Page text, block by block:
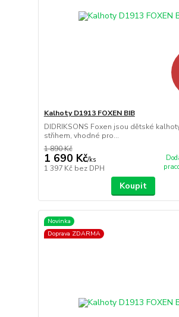
Kalhoty D1913 FOXEN BIB
DIDRIKSONS Foxen jsou dětské
střihem, vhodné pro...
1 890 Kč
1 690 Kč/ks
1 397 Kč bez DPH
Koupit
Novinka
Doprava ZDARMA